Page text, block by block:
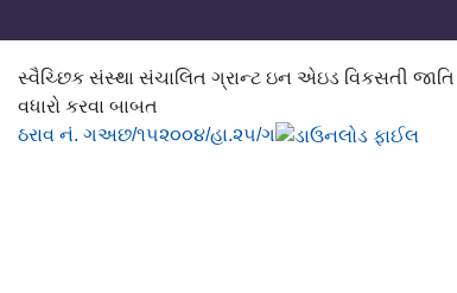
સ્વૈચ્છિક સંસ્થા સંચાલિત ગ્રાન્ટ ઇન એઇડ વિકસતી
વધારો કરવા બાબત
ઠરાવ નં. ગઅછ/૧૫૨૦૦૪/હા.૨૫/ગ